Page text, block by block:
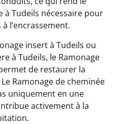
à Tudeils nécessaire pour
l’encrassement.
insert à Tudeils ou
à Tudeils, le Ramonage
de restaurer la
Ramonage de cheminée
uniquement en une
activement à la